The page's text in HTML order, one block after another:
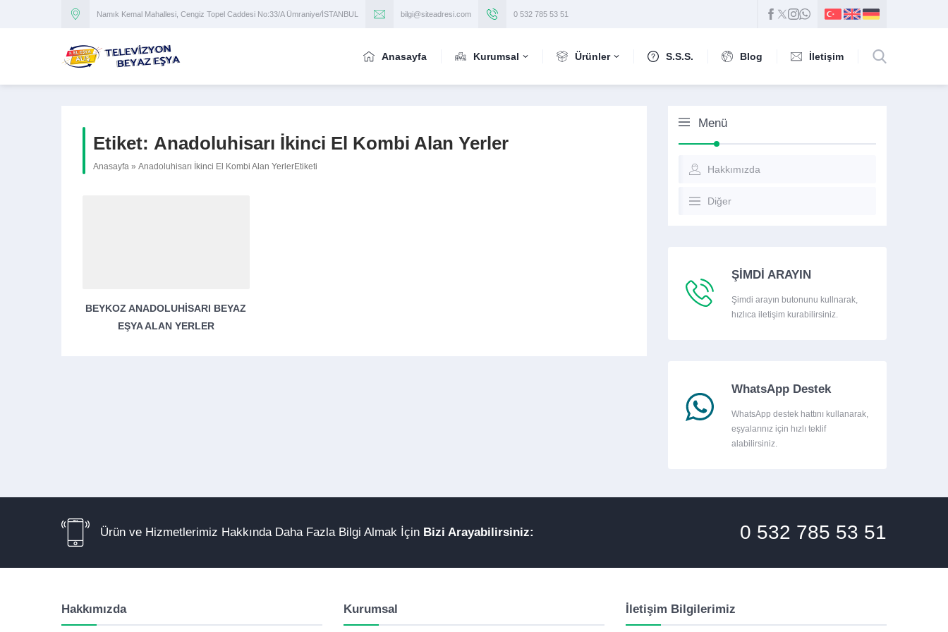
Namık Kemal Mahallesi, Cengiz Topel Caddesi No:33/A Ümraniye/İSTANBUL bilgi@siteadresi.com 0 532 785 53 51
Anasayfa Kurumsal Ürünler S.S.S. Blog İletişim
Etiket: Anadoluhisarı İkinci El Kombi Alan Yerler
Anasayfa » Anadoluhisarı İkinci El Kombi Alan YerlerEtiketi
BEYKOZ ANADOLUHISARI BEYAZ
EŞYA ALAN YERLER
Menü
Hakkımızda
Diğer
ŞİMDİ ARAYIN
Şimdi arayın butonunu kullnarak,
hızlıca iletişim kurabilirsiniz.
WhatsApp Destek
WhatsApp destek hattını kullanarak,
eşyalarınız için hızlı teklif
alabilirsiniz.
Ürün ve Hizmetlerimiz Hakkında Daha Fazla Bilgi Almak İçin Bizi Arayabilirsiniz: 0 532 785 53 51
Hakkımızda Kurumsal İletişim Bilgilerimiz